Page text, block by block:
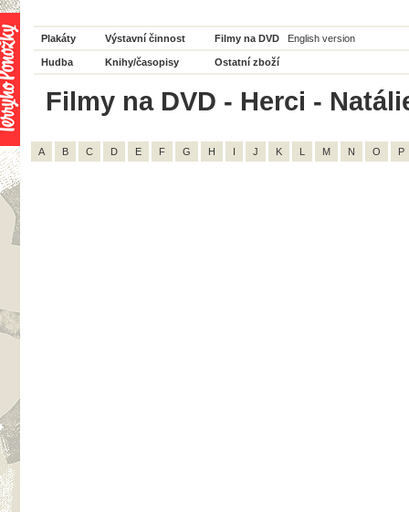
Plakáty Výstavní činnost Filmy na DVD English version
Hudba Knihy/časopisy Ostatní zboží
Filmy na DVD - Herci -
A B C D E F G H I J K L M N O P